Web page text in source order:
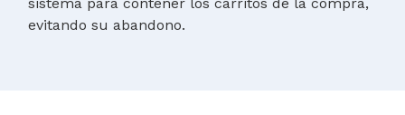
evitando su abandono.